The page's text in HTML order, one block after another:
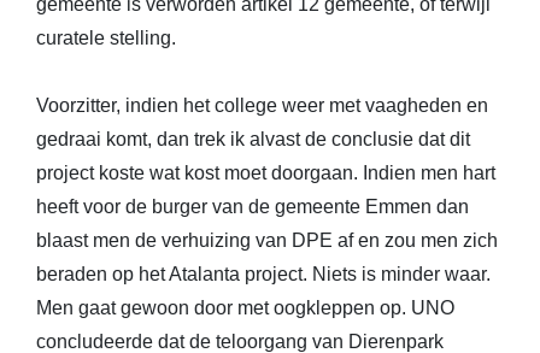
gemeente is verworden artikel 12 gemeente, of terwijl
curatele stelling.
Voorzitter, indien het college weer met vaagheden en
gedraai komt, dan trek ik alvast de conclusie dat dit
project koste wat kost moet doorgaan. Indien men hart
heeft voor de burger van de gemeente Emmen dan
blaast men de verhuizing van DPE af en zou men zich
beraden op het Atalanta project. Niets is minder waar.
Men gaat gewoon door met oogkleppen op. UNO
concludeerde dat de teloorgang van Dierenpark